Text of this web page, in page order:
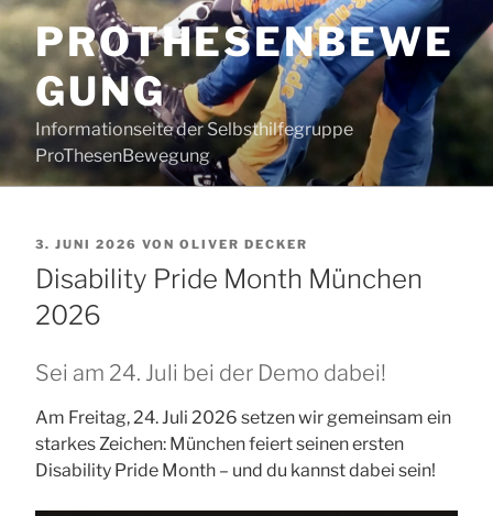
Zum
Inhalt
springenPROTHESENBEWE
GUNG
Informationseite der Selbsthilfegruppe
ProThesenBewegung
VERÖFFENTLICHT
AM
3. JUNI 2026 VON OLIVER DECKER
Disability Pride Month München
2026
Sei am 24. Juli bei der Demo dabei!
Am Freitag, 24. Juli 2026 setzen wir gemeinsam ein
starkes Zeichen: München feiert seinen ersten
Disability Pride Month – und du kannst dabei sein!